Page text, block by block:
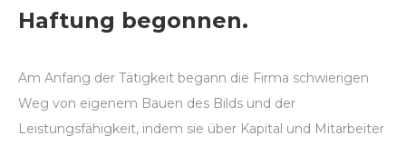
Haftung begonnen.
Am Anfang der Tätigkeit begann die Firma schwierigen
Weg von eigenem Bauen des Bilds und der
Leistungsfähigkeit, indem sie über Kapital und Mitarbeiter